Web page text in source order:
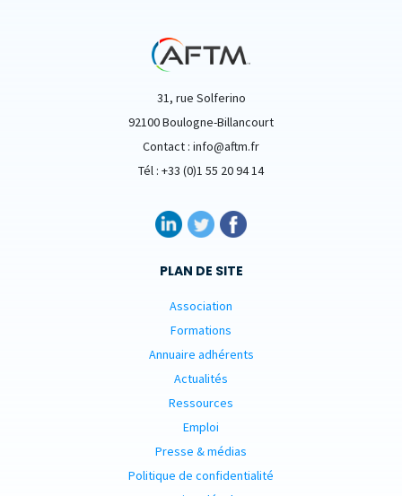
31, rue Solferino
92100 Boulogne-Billancourt
Contact : info@aftm.fr
Tél : +33 (0)1 55 20 94 14
PLAN DE SITE
Association
Formations
Annuaire adhérents
Actualités
Ressources
Emploi
Presse & médias
Politique de confidentialité